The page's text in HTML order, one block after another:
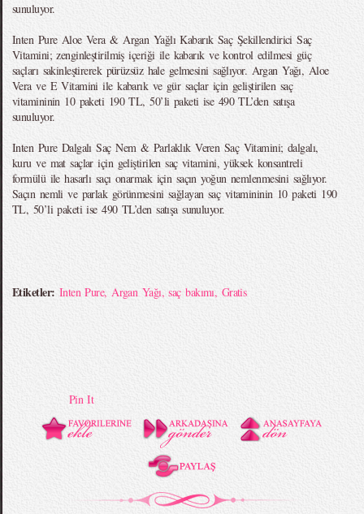
sunuluyor.
Inten Pure Aloe Vera & Argan Yağlı Kabarık Saç Şekillendirici Saç
Vitamini; zenginleştirilmiş içeriği ile kabarık ve kontrol edilmesi güç
saçları sakinleştirerek pürüzsüz hale gelmesini sağlıyor. Argan Yağı, Aloe
Vera ve E Vitamini ile kabarık ve gür saçlar için geliştirilen saç
vitamininin 10 paketi 190 TL, 50’li paketi ise 490 TL’den satışa
sunuluyor.
Inten Pure Dalgalı Saç Nem & Parlaklık Veren Saç Vitamini; dalgalı,
kuru ve mat saçlar için geliştirilen saç vitamini, yüksek konsantreli
formülü ile hasarlı saçı onarmak için saçın yoğun nemlenmesini sağlıyor.
Saçın nemli ve parlak görünmesini sağlayan saç vitamininin 10 paketi 190
TL, 50’li paketi ise 490 TL’den satışa sunuluyor.
Etiketler: Inten Pure,Argan Yağı,saç bakımı, Gratis
Pin It